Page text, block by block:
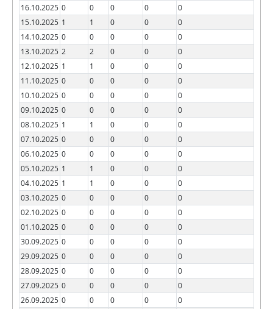
16.10.2025 0 0 0 0
0
15.10.2025 1 1 0 0
0
14.10.2025 0 0 0 0
0
13.10.2025 2 2 0 0
0
12.10.2025 1 1 0 0
0
11.10.2025 0 0 0 0
0
10.10.2025 0 0 0 0
0
09.10.2025 0 0 0 0
0
08.10.2025 1 1 0 0
0
07.10.2025 0 0 0 0
0
06.10.2025 0 0 0 0
0
05.10.2025 1 1 0 0
0
04.10.2025 1 1 0 0
0
03.10.2025 0 0 0 0
0
02.10.2025 0 0 0 0
0
01.10.2025 0 0 0 0
0
30.09.2025 0 0 0 0
0
29.09.2025 0 0 0 0
0
28.09.2025 0 0 0 0
0
27.09.2025 0 0 0 0
0
26.09.2025 0 0 0 0
0